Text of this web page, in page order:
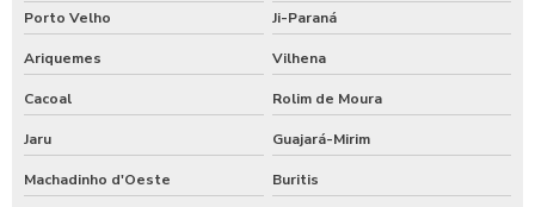
Porto Velho
Ji-Paraná
Ariquemes Vilhena
Cacoal Rolim de Moura
Jaru Guajará-Mirim
Machadinho d'Oeste Buritis